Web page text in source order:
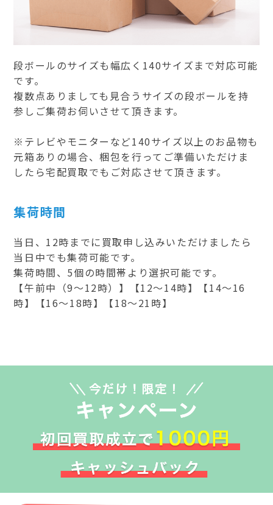
段ボールのサイズも幅広く140サイズまで対応可能
です。
複数点ありましても見合うサイズの段ボールを持
参しご集荷お伺いさせて頂きます。
※テレビやモニターなど140サイズ以上のお品物も
元箱ありの場合、梱包を行ってご準備いただけま
したら宅配買取でもご対応させて頂きます。
集荷時間
当日、12時までに買取申し込みいただけましたら
当日中でも集荷可能です。
集荷時間、5個の時間帯より選択可能です。
【午前中（9～12時）】【12～14時】【14～16
時】【16～18時】【18～21時】